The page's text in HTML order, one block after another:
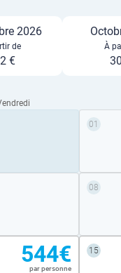
2026
de
€
À
01
08
544€
par personne
15